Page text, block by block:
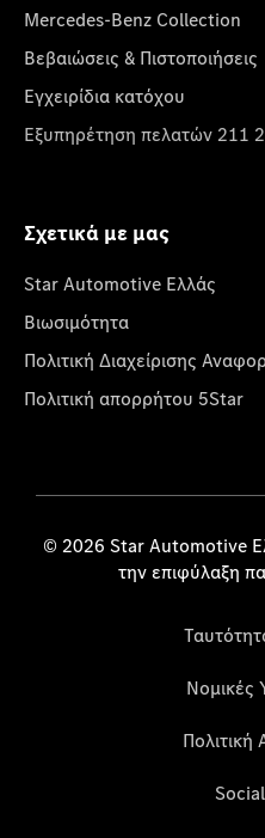
Mercedes-Benz Collection
Βεβαιώσεις & Πιστοποιήσεις
Εγχειρίδια κατόχου
Εξυπηρέτηση πελατών 211
Σχετικά με μας
Star Automotive Ελλάς
Βιωσιμότητα
Πολιτική Διαχείρισης
Πολιτική απορρήτου 5Star
© 2026 Star Automotive
την επιφύλαξη
Νομικές